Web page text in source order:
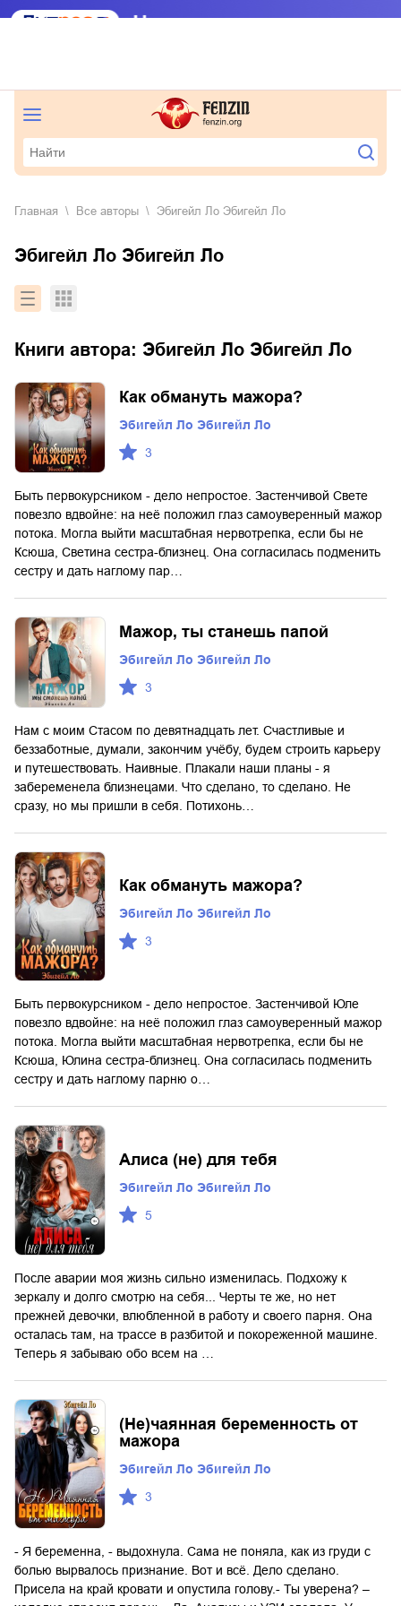
Главная Все авторы Эбигейл Ло Эбигейл Ло
Эбигейл Ло Эбигейл Ло
Книги автора: Эбигейл Ло Эбигейл Ло
Как обмануть мажора?
Эбигейл Ло Эбигейл Ло
3
Быть первокурсником - дело непростое. Застенчивой Свете
повезло вдвойне: на неё положил глаз самоуверенный мажор
потока. Могла выйти масштабная нервотрепка, если бы не
Ксюша, Светина сестра-близнец. Она согласилась подменить
сестру и дать наглому пар…
Мажор, ты станешь папой
Эбигейл Ло Эбигейл Ло
3
Нам с моим Стасом по девятнадцать лет. Счастливые и
беззаботные, думали, закончим учёбу, будем строить карьеру
и путешествовать. Наивные. Плакали наши планы - я
забеременела близнецами. Что сделано, то сделано. Не
сразу, но мы пришли в себя. Потихонь…
Как обмануть мажора?
Эбигейл Ло Эбигейл Ло
3
Быть первокурсником - дело непростое. Застенчивой Юле
повезло вдвойне: на неё положил глаз самоуверенный мажор
потока. Могла выйти масштабная нервотрепка, если бы не
Ксюша, Юлина сестра-близнец. Она согласилась подменить
сестру и дать наглому парню о…
Алиса (не) для тебя
Эбигейл Ло Эбигейл Ло
5
После аварии моя жизнь сильно изменилась. Подхожу к
зеркалу и долго смотрю на себя... Черты те же, но нет
прежней девочки, влюбленной в работу и своего парня. Она
осталась там, на трассе в разбитой и покореженной машине.
Теперь я забываю обо всем на …
(Не)чаянная беременность от
мажора
Эбигейл Ло Эбигейл Ло
3
- Я беременна, - выдохнула. Сама не поняла, как из груди с
болью вырвалось признание. Вот и всё. Дело сделано.
Присела на край кровати и опустила голову.- Ты уверена? –